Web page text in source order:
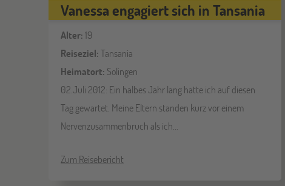
Vanessa engagiert sich in Tansania
Alter:19
Reiseziel:Tansania
Heimatort: Solingen
02.Juli 2012: Ein halbes Jahr lang hatte ich auf diesen
Tag gewartet. Meine Eltern standen kurz vor einem
Nervenzusammenbruch als ich...
Zum Reisebericht